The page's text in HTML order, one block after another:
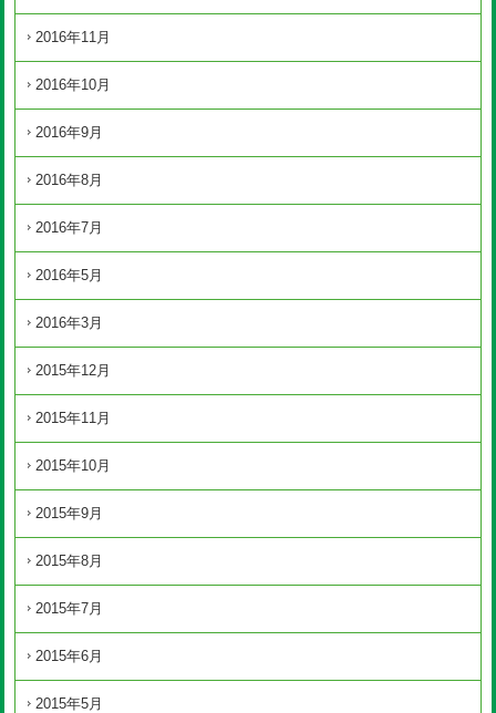
2016年11月
2016年10月
2016年9月
2016年8月
2016年7月
2016年5月
2016年3月
2015年12月
2015年11月
2015年10月
2015年9月
2015年8月
2015年7月
2015年6月
2015年5月